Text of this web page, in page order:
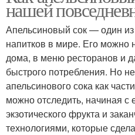
нашей
Апельсиновый сок — один
напитков в мире. Его можно
дома, в меню ресторанов и
быстрого потребления. Но
апельсинового сока как
можно отследить, начиная с
экзотического фрукта и
технологиями, которые